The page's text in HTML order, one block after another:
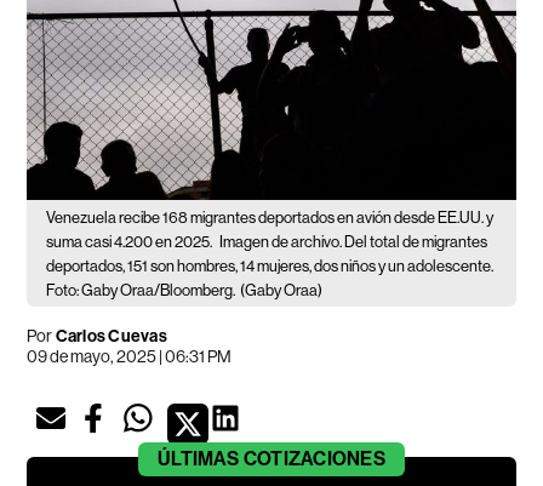
Venezuela recibe 168 migrantes deportados en avión desde EE.UU. y
suma casi 4.200 en 2025. Imagen de archivo. Del total de migrantes
deportados, 151 son hombres, 14 mujeres, dos niños y un adolescente.
Foto: Gaby Oraa/Bloomberg. (Gaby Oraa)
PorCarlos Cuevas
09 de mayo, 2025 | 06:31 PM
ÚLTIMAS COTIZACIONES